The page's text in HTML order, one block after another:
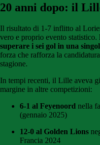
20 anni dopo: il
Il risultato di 1-7 inflitto al
vero e proprio evento statistico.
superare i sei gol in una
forza che rafforza la
stagione.
In tempi recenti, il Lille aveva
margine in altre competizioni:
6-1 al Feyenoord nella
(gennaio 2025)
12-0 al Golden Lions
Francia 2024